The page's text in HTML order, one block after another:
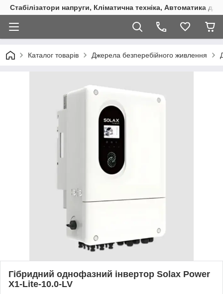
Стабілізатори напруги, Кліматична техніка, Автоматика
Каталог товарів Джерела безперебійного живлення
Гібридний однофазний інвертор Solax Power
X1-Lite-10.0-LV